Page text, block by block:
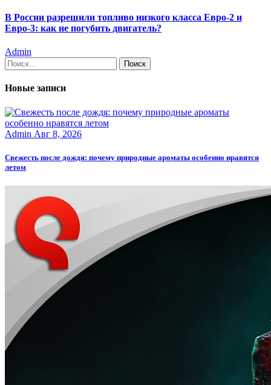
В России разрешили топливо низкого класса Евро-2 и
Евро-3: как не погубить двигатель?
Admin
Найти:
Новые записи
Admin Авг 8, 2026
Свежесть после дождя: почему природные ароматы особенно нравятся
летом